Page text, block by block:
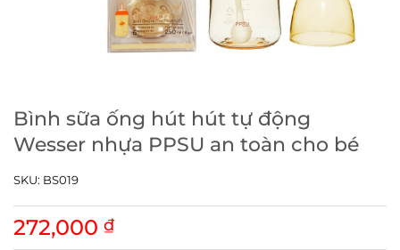
Bình sữa ống hút hút tự động
Wesser nhựa PPSU an toàn cho bé
272,000 ₫
SKU: BS019